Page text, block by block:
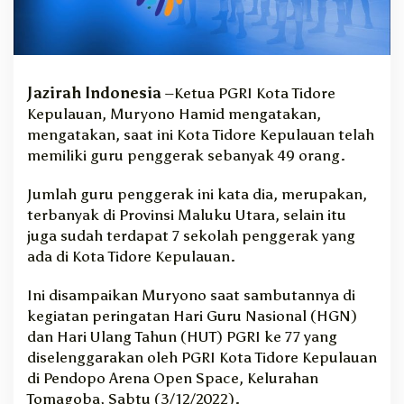
G
u
e
n
g
g
k
T
e
b
a
n
k
Jazirah Indonesia –Ketua PGRI Kota Tidore
Kepulauan, Muryono Hamid mengatakan,
mengatakan, saat ini Kota Tidore Kepulauan telah
memiliki guru penggerak sebanyak 49 orang.
Jumlah guru penggerak ini kata dia, merupakan,
terbanyak di Provinsi Maluku Utara, selain itu
juga sudah terdapat 7 sekolah penggerak yang
ada di Kota Tidore Kepulauan.
Ini disampaikan Muryono saat sambutannya di
kegiatan peringatan Hari Guru Nasional (HGN)
dan Hari Ulang Tahun (HUT) PGRI ke 77 yang
diselenggarakan oleh PGRI Kota Tidore Kepulauan
di Pendopo Arena Open Space, Kelurahan
Tomagoba, Sabtu (3/12/2022).